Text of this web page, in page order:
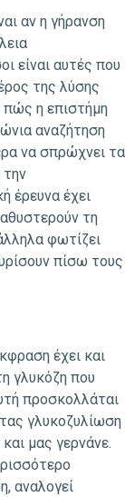
αν η γήρανση
είναι αυτές που
της λύσης
πώς η επιστήμη
αναζήτηση
να σπρώχνει τα
την
έρευνα έχει
τη
φωτίζει
πίσω τους
έχει και
γλυκόζη που
προσκολλάται
γλυκοζυλίωση
μας γερνάνε.
αναλογεί